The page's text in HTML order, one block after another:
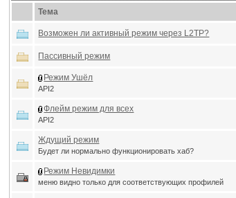
Тема
Возможен ли активный режим через L2TP?
Пассивный режим
Режим Ушёл
API2
Флейм режим для всех
API2
Ждущий режим
Будет ли нормально функционировать хаб?
Режим Невидимки
меню видно только для соответствующих профилей